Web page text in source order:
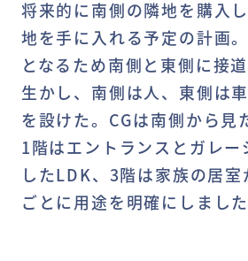
将来的に南側の隣地を購入
地を手に入れる予定の計画
となるため南側と東側に接
生かし、南側は人、東側は
を設けた。CGは南側から見
1階はエントランスとガレー
したLDK、3階は家族の居室
ごとに用途を明確にしました